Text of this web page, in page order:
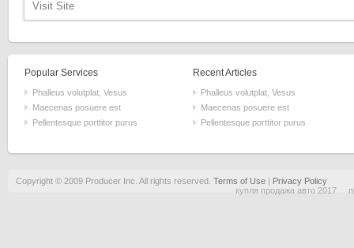
Visit Site
Popular Services
Phalleus volutplat, Vesus
Maecenas posuere est
Pellentesque porttitor purus
Recent Articles
Phalleus volutplat, Vesus
Maecenas posuere est
Pellentesque porttitor purus
Copyright © 2009 Producer Inc. All rights reserved. Terms of Use| Privacy Policy
купля продажа авто 2017